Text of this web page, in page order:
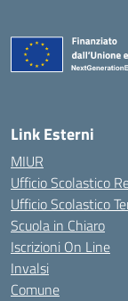
Link Esterni
MIUR
Ufficio Scolastico
Ufficio Scolastico
Scuola in Chiaro
Iscrizioni On Line
Invalsi
Comune